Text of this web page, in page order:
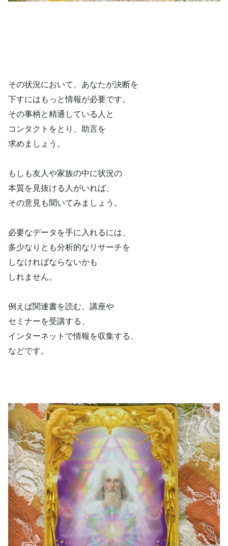
その状況において、あなたが決断を
下すにはもっと情報が必要です。
その事柄と精通している人と
コンタクトをとり、助言を
求めましょう。
もしも友人や家族の中に状況の
本質を見抜ける人がいれば、
その意見も聞いてみましょう。
必要なデータを手に入れるには、
多少なりとも分析的なリサーチを
しなければならないかも
しれません。
例えば関連書を読む、講座や
セミナーを受講する、
インターネットで情報を収集する、
などです。